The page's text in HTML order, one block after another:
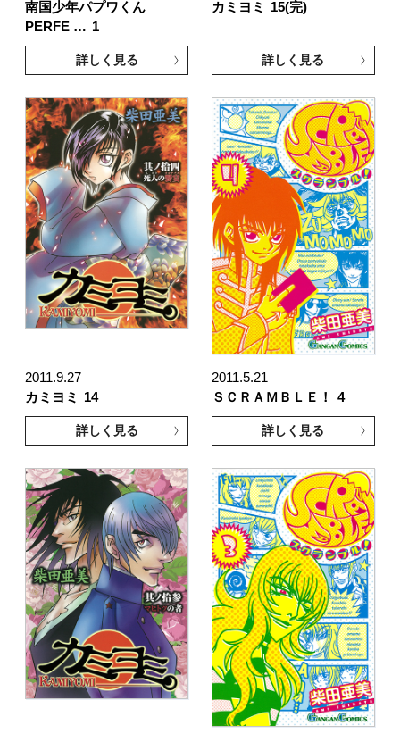
南国少年パプワくん
PERFE … 1
詳しく見る
カミヨミ 15(完)
詳しく見る
2011.9.27
カミヨミ
14
詳しく見る
2011.5.21
ＳＣＲＡＭＢＬＥ！
4
詳しく見る